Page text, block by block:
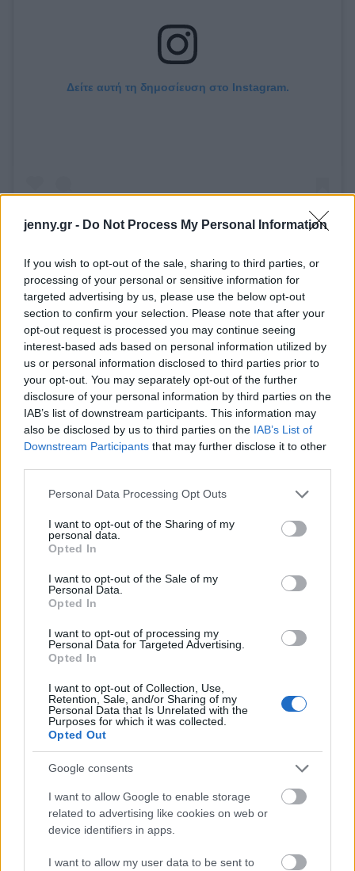
jenny.gr - Do Not Process My Personal Information
If you wish to opt-out of the sale, sharing to third parties, or
processing of your personal or sensitive information for
targeted advertising by us, please use the below opt-out
section to confirm your selection. Please note that after your
opt-out request is processed you may continue seeing
interest-based ads based on personal information utilized by
us or personal information disclosed to third parties prior to
your opt-out. You may separately opt-out of the further
disclosure of your personal information by third parties on the
IAB’s list of downstream participants. This information may
also be disclosed by us to third parties on the IAB’s List of
Downstream Participants that may further disclose it to other
Please note that this website/app uses one or more Google
not limited to your visit or usage behaviour. You may click to
grant or deny consent to Google and its third-party tags to
use your data for below specified purposes in below Google
consent section.
Personal Data Processing Opt Outs
I want to opt-out of the Sharing of my
personal data.
Opted In
I want to opt-out of the Sale of my
Personal Data.
Opted In
I want to opt-out of processing my
Personal Data for Targeted Advertising.
Opted In
I want to opt-out of Collection, Use,
Retention, Sale, and/or Sharing of my
Personal Data that Is Unrelated with the
Purposes for which it was collected.
Opted Out
Google consents
I want to allow Google to enable storage
related to advertising like cookies on web or
device identifiers in apps.
I want to allow my user data to be sent to
Δείτε αυτή τη δημοσίευση στο Instagram.